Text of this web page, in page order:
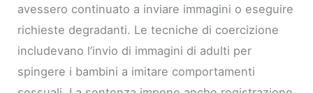
avessero continuato a inviare immagini o eseguire
richieste degradanti. Le tecniche di coercizione
includevano l’invio di immagini di adulti per
spingere i bambini a imitare comportamenti